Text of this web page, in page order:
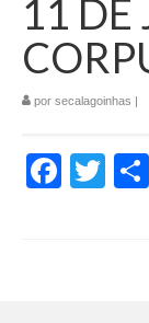
11 DE
por secalagoinhas |